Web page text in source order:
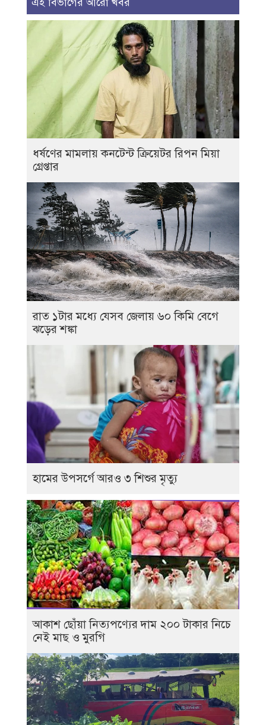
ধর্ষণের মামলায় কনটেন্ট ক্রিয়েটর রিপন মিয়া
গ্রেপ্তার
রাত ১টার মধ্যে যেসব জেলায় ৬০ কিমি বেগে
ঝড়ের শঙ্কা
হামের উপসর্গে আরও ৩ শিশুর মৃত্যু
আকাশ ছোঁয়া নিত্যপণ্যের দাম ২০০ টাকার নিচে
নেই মাছ ও মুরগি